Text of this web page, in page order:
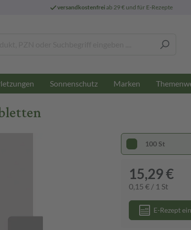
versandkostenfreiab 29 € und für E-Rezepte
Sonnenschutz Marken
100 St
15,29 €
0,15 € / 1 St
E-Rezept